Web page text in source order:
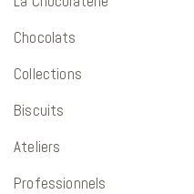
Chocolats
Collections
Biscuits
Ateliers
Professionnels